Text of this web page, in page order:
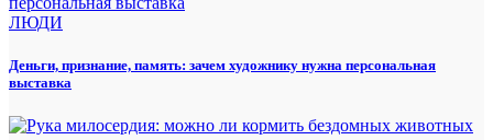
ЛЮДИ
Деньги, признание, память: зачем художнику нужна персональная
выставка